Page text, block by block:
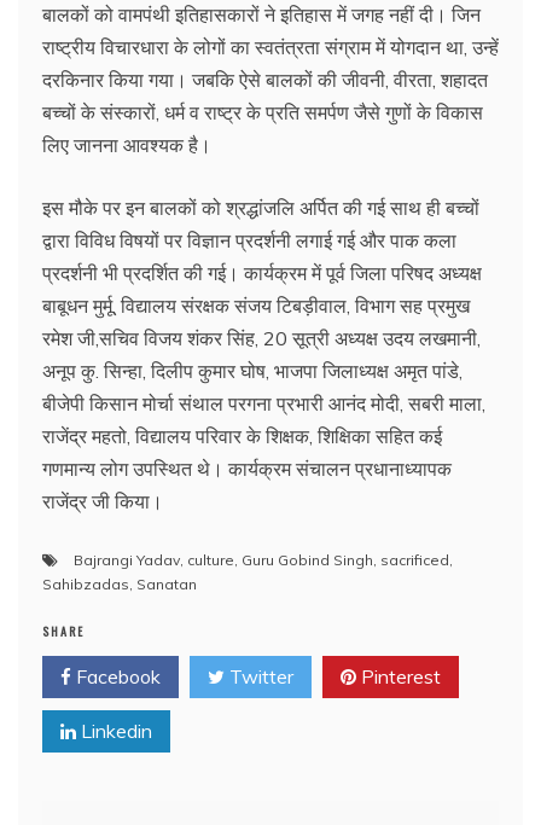
बालकों को वामपंथी इतिहासकारों ने इतिहास में जगह नहीं दी। जिन
राष्ट्रीय विचारधारा के लोगों का स्वतंत्रता संग्राम में योगदान था, उन्हें
दरकिनार किया गया। जबकि ऐसे बालकों की जीवनी, वीरता, शहादत
बच्चों के संस्कारों, धर्म व राष्ट्र के प्रति समर्पण जैसे गुणों के विकास
लिए जानना आवश्यक है।
इस मौके पर इन बालकों को श्रद्धांजलि अर्पित की गई साथ ही बच्चों
द्वारा विविध विषयों पर विज्ञान प्रदर्शनी लगाई गई और पाक कला
प्रदर्शनी भी प्रदर्शित की गई। कार्यक्रम में पूर्व जिला परिषद अध्यक्ष
बाबूधन मुर्मू, विद्यालय संरक्षक संजय टिबड़ीवाल, विभाग सह प्रमुख
रमेश जी,सचिव विजय शंकर सिंह, 20 सूत्री अध्यक्ष उदय लखमानी,
अनूप कु. सिन्हा, दिलीप कुमार घोष, भाजपा जिलाध्यक्ष अमृत पांडे,
बीजेपी किसान मोर्चा संथाल परगना प्रभारी आनंद मोदी, सबरी माला,
राजेंद्र महतो, विद्यालय परिवार के शिक्षक, शिक्षिका सहित कई
गणमान्य लोग उपस्थित थे। कार्यक्रम संचालन प्रधानाध्यापक
राजेंद्र जी किया।
Bajrangi Yadav culture Guru Gobind Singh sacrificed
Sahibzadas Sanatan
SHARE
Facebook Twitter Pinterest
Linkedin